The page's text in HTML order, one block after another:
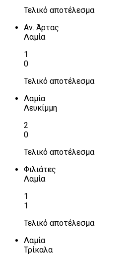
Τελικό αποτέλεσμα
Αν. Άρτας
Λαμία
1
0
Τελικό αποτέλεσμα
Λαμία
Λευκίμμη
2
0
Τελικό αποτέλεσμα
Φιλιάτες
Λαμία
1
1
Τελικό αποτέλεσμα
Λαμία
Τρίκαλα